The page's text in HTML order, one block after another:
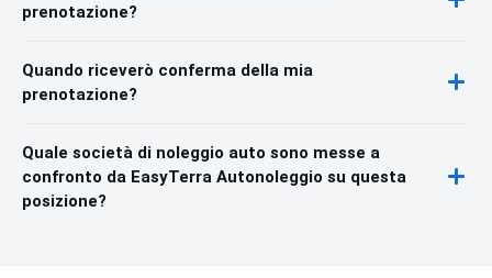
prenotazione?
Quando riceverò conferma della mia
prenotazione?
Quale società di noleggio auto sono messe a
confronto da EasyTerra Autonoleggio su questa
posizione?